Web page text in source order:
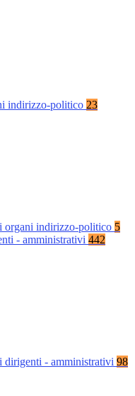
indirizzo-politico 23
organi indirizzo-politico 5
- amministrativi 442
dirigenti - amministrativi 98